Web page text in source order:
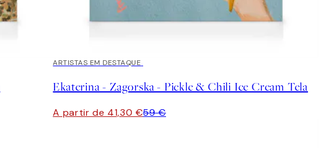
30%*
ARTISTAS EM DESTAQUE
Ekaterina - Zagorska - Pickle & Chili Ice Cream Tela
A partir de 41,30 €59 €